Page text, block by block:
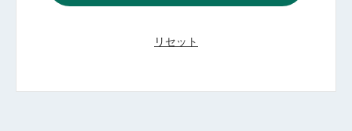
リセット